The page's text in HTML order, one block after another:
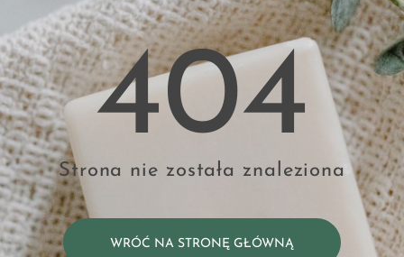
404
Strona nie została znaleziona
WRÓĆ NA STRONĘ GŁÓWNĄ